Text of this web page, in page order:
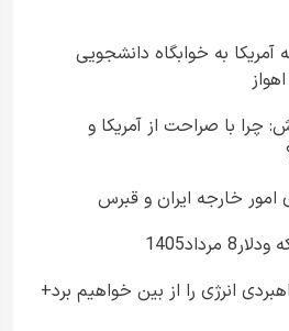
به خوابگاه دانشجویی
چرا با صراحت از آمریکا و
امور خارجه ایران و قبرس
انرژی را از بین خواهیم برد+